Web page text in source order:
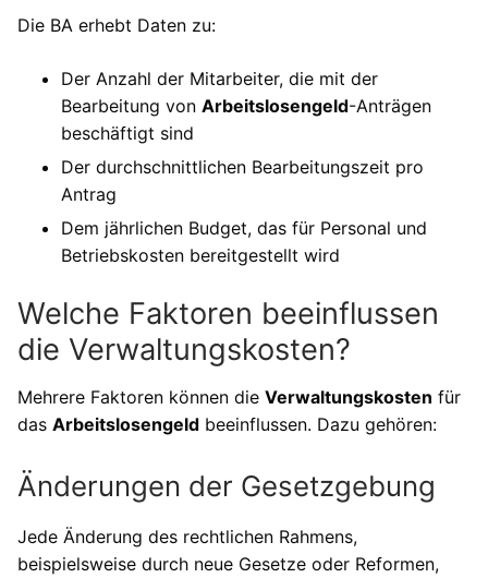
Die BA erhebt Daten zu:
Der Anzahl der Mitarbeiter, die mit der
Bearbeitung von Arbeitslosengeld-Anträgen
beschäftigt sind
Der durchschnittlichen Bearbeitungszeit pro
Antrag
Dem jährlichen Budget, das für Personal und
Betriebskosten bereitgestellt wird
Welche Faktoren beeinflussen
die Verwaltungskosten?
Mehrere Faktoren können die Verwaltungskosten für
das Arbeitslosengeld beeinflussen. Dazu gehören:
Änderungen der Gesetzgebung
Jede Änderung des rechtlichen Rahmens,
beispielsweise durch neue Gesetze oder Reformen,